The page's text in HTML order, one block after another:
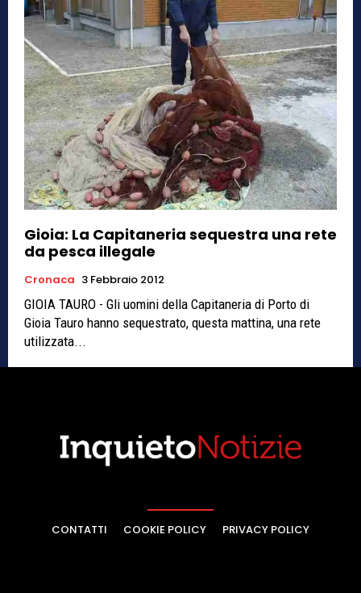
Gioia: La Capitaneria sequestra una rete
da pesca illegale
Cronaca 3 Febbraio 2012
GIOIA TAURO - Gli uomini della Capitaneria di Porto di
Gioia Tauro hanno sequestrato, questa mattina, una rete
utilizzata...
CONTATTI COOKIE POLICY PRIVACY POLICY